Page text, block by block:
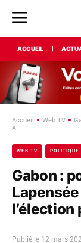
ACCUEIL
Accueil Web TV
À...
WEB TV POLITIQUE
Gabon :
Publié le 12 mars